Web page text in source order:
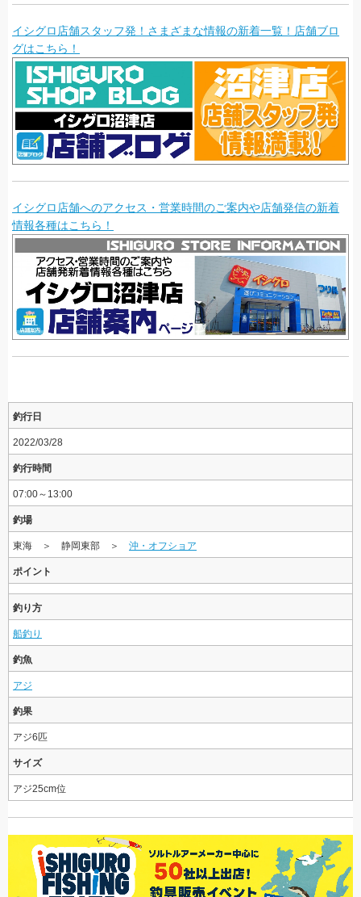
イシグロ店舗スタッフ発！さまざまな情報の新着一覧！店舗ブロ
グはこちら！
イシグロ店舗へのアクセス・営業時間のご案内や店舗発信の新着
情報各種はこちら！
釣行日
2022/03/28
釣行時間
07:00～13:00
釣場
東海 ＞ 静岡東部 ＞ 沖・オフショア
ポイント
釣り方
船釣り
釣魚
アジ
釣果
アジ6匹
サイズ
アジ25cm位